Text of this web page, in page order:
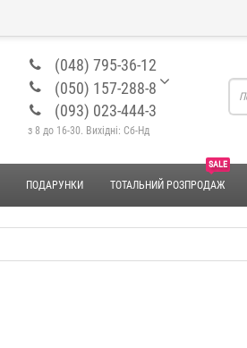
(048) 795-36-12
(050) 157-288-8
(093) 023-444-3
з 8 до 16-30. Вихідні: Сб-Нд
ПОДАРУНКИ
SALE
ТОТАЛЬНИЙ РОЗПРОДАЖ